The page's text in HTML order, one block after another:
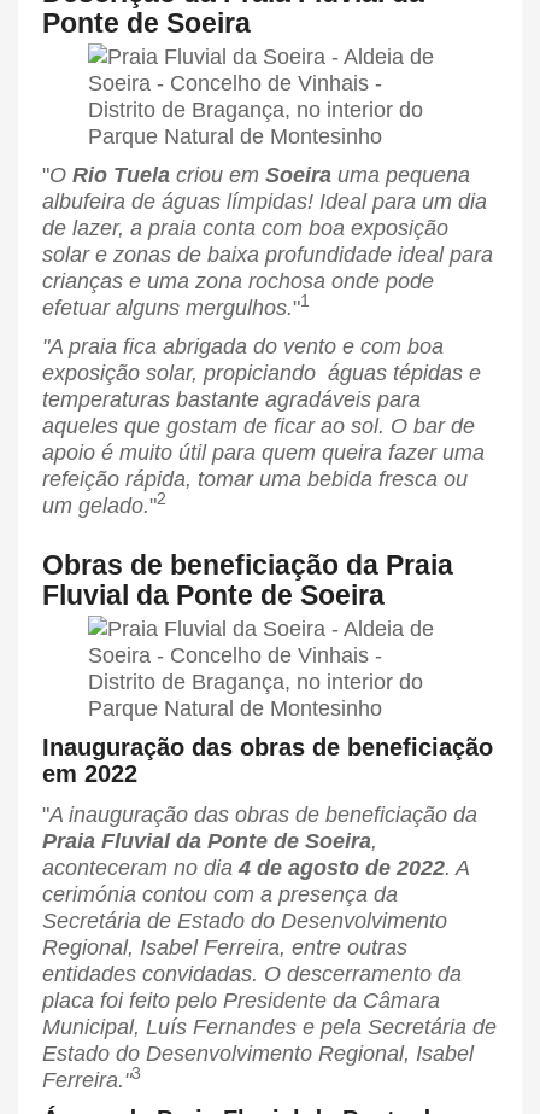
Ponte de Soeira
"O Rio Tuela criou em Soeira uma pequena
albufeira de águas límpidas! Ideal para um dia
de lazer, a praia conta com boa exposição
solar e zonas de baixa profundidade ideal para
crianças e uma zona rochosa onde pode
efetuar alguns mergulhos."1
"A praia fica abrigada do vento e com boa
exposição solar, propiciando águas tépidas e
temperaturas bastante agradáveis para
aqueles que gostam de ficar ao sol. O bar de
apoio é muito útil para quem queira fazer uma
refeição rápida, tomar uma bebida fresca ou
um gelado."2
Obras de beneficiação da Praia
Fluvial da Ponte de Soeira
Inauguração das obras de beneficiação
em 2022
"A inauguração das obras de beneficiação da
Praia Fluvial da Ponte de Soeira,
aconteceram no dia4 de agosto de 2022. A
cerimónia contou com a presença da
Secretária de Estado do Desenvolvimento
Regional, Isabel Ferreira, entre outras
entidades convidadas. O descerramento da
placa foi feito pelo Presidente da Câmara
Municipal, Luís Fernandes e pela Secretária de
Estado do Desenvolvimento Regional, Isabel
Ferreira."3